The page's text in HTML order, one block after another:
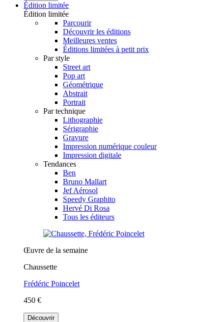
Édition limitée
Édition limitée
Parcourir
Découvrir les éditions
Meilleures ventes
Éditions limitées à petit prix
Par style
Street art
Pop art
Géométrique
Abstrait
Portrait
Par technique
Lithographie
Sérigraphie
Gravure
Impression numérique couleur
Impression digitale
Tendances
Ben
Bruno Mallart
Jef Aérosol
Speedy Graphito
Hervé Di Rosa
Tous les éditeurs
Œuvre de la semaine
Chaussette
Frédéric Poincelet
450 €
Découvrir